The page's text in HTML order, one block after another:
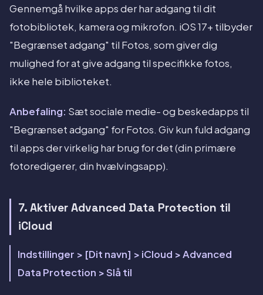
Gennemgå hvilke apps der har adgang til dit
fotobibliotek, kamera og mikrofon. iOS 17+ tilbyder
"Begrænset adgang" til Fotos, som giver dig
mulighed for at give adgang til specifikke fotos,
ikke hele biblioteket.
Anbefaling: Sæt sociale medie- og beskedapps til
"Begrænset adgang" for Fotos. Giv kun fuld adgang
til apps der virkelig har brug for det (din primære
fotoredigerer, din hvælvingsapp).
7. Aktiver Advanced Data Protection til
iCloud
Indstillinger > [Dit navn] > iCloud > Advanced
Data Protection > Slå til